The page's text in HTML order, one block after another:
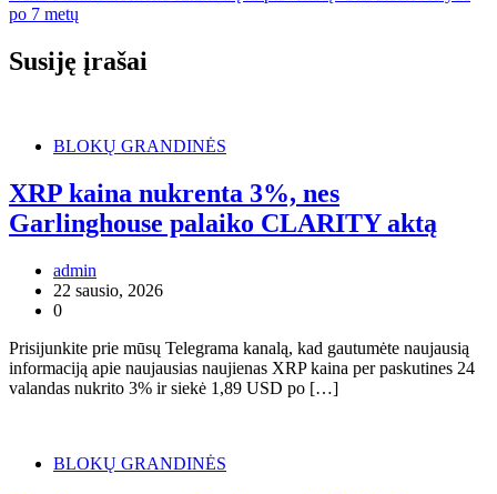
po 7 metų
Susiję įrašai
BLOKŲ GRANDINĖS
XRP kaina nukrenta 3%, nes
Garlinghouse palaiko CLARITY aktą
admin
22 sausio, 2026
0
Prisijunkite prie mūsų Telegrama kanalą, kad gautumėte naujausią
informaciją apie naujausias naujienas XRP kaina per paskutines 24
valandas nukrito 3% ir siekė 1,89 USD po […]
BLOKŲ GRANDINĖS